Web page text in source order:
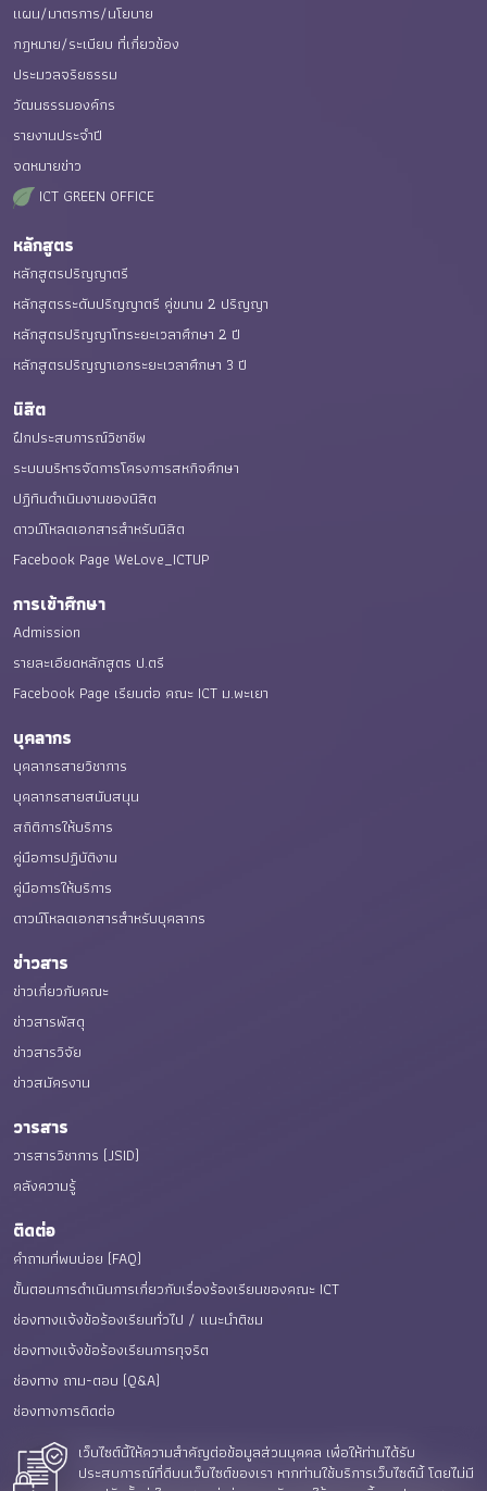
แผน/มาตรการ/นโยบาย
กฎหมาย/ระเบียบ ที่เกี่ยวข้อง
ประมวลจริยธรรม
วัฒนธรรมองค์กร
รายงานประจำปี
จดหมายข่าว
ICT GREEN OFFICE
หลักสูตร
หลักสูตรปริญญาตรี
หลักสูตรระดับปริญญาตรี คู่ขนาน 2 ปริญญา
หลักสูตรปริญญาโทระยะเวลาศึกษา 2 ปี
หลักสูตรปริญญาเอกระยะเวลาศึกษา 3 ปี
นิสิต
ฝึกประสบการณ์วิชาชีพ
ระบบบริหารจัดการโครงการสหกิจศึกษา
ปฏิทินดำเนินงานของนิสิต
ดาวน์โหลดเอกสารสำหรับนิสิต
Facebook Page WeLove_ICTUP
การเข้าศึกษา
Admission
รายละเอียดหลักสูตร ป.ตรี
Facebook Page เรียนต่อ คณะ ICT ม.พะเยา
บุคลากร
บุคลากรสายวิชาการ
บุคลากรสายสนับสนุน
สถิติการให้บริการ
คู่มือการปฏิบัติงาน
คู่มือการให้บริการ
ดาวน์โหลดเอกสารสำหรับบุคลากร
ข่าวสาร
ข่าวเกี่ยวกับคณะ
ข่าวสารพัสดุ
ข่าวสารวิจัย
ข่าวสมัครงาน
วารสาร
วารสารวิชาการ (JSID)
คลังความรู้
ติดต่อ
คำถามที่พบบ่อย (FAQ)
ขั้นตอนการดำเนินการเกี่ยวกับเรื่องร้องเรียนของคณะ ICT
ช่องทางแจ้งข้อร้องเรียนทั่วไป / แนะนำติชม
ช่องทางแจ้งข้อร้องเรียนการทุจริต
ช่องทาง ถาม-ตอบ (Q&A)
ช่องทางการติดต่อ
E-Serviceเว็บไซต์นี้ให้ความสำคัญต่อข้อมูลส่วนบุคคล เพื่อให้ท่านได้รับ
ประสบการณ์ที่ดีบนเว็บไซต์ของเรา หากท่านใช้บริการเว็บไซต์นี้ โดยไม่มี
เว็บไซต์นี้ให้ความสำคัญต่อข้อมูลส่วนบุคคล เพื่อให้ท่านได้รับ
ประสบการณ์ที่ดีบนเว็บไซต์ของเรา หากท่านใช้บริการเว็บไซต์นี้ โดยไม่มี